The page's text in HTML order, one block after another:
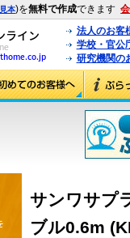
見本)を無料で作成できます
法人のお客
学校・官公
研究機関の
サンワサプ
ブル0.6m